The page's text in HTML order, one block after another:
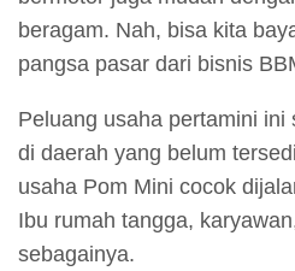
beragam. Nah, bisa kita
pangsa pasar dari bisnis
Peluang usaha pertamini
di daerah yang belum
usaha Pom Mini cocok
Ibu rumah tangga,
sebagainya.